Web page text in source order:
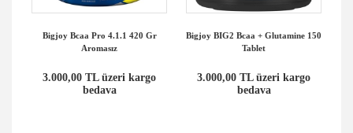
Bigjoy Bcaa Pro 4.1.1 420 Gr
Aromasız
3.000,00 TL üzeri kargo
bedava
Bigjoy BIG2 Bcaa + Glutamine 150
Tablet
3.000,00 TL üzeri kargo
bedava